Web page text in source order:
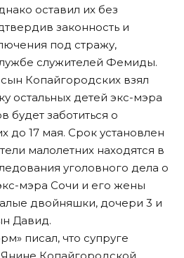
оставил их без
законность и
под стражу,
служителей Фемиды.
Копайгородских взял
остальных детей экс-мэра
будет заботиться о
до 17 мая. Срок установлен
малолетних находятся в
уголовного дела о
мэра Сочи и его жены
двойняшки, дочери 3 и
Давид.
писал, что супруге